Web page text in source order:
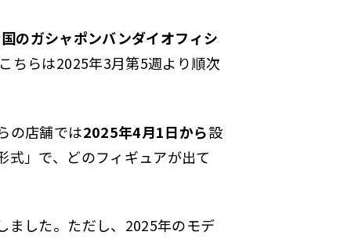
のガシャポンバンダイオフィシ
ちらは2025年3月第5週より順次
の店舗では2025年4月1日から設
式」で、どのフィギュアが出て
ました。ただし、2025年のモデ